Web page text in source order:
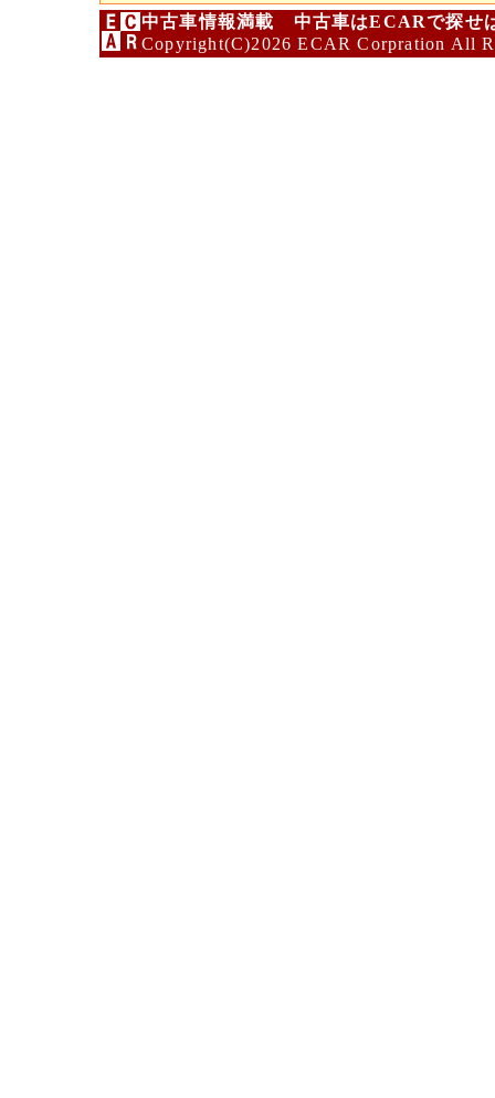
中古車情報満載 中古車はECARで探せ
Copyright(C)2026 ECAR Corpration All